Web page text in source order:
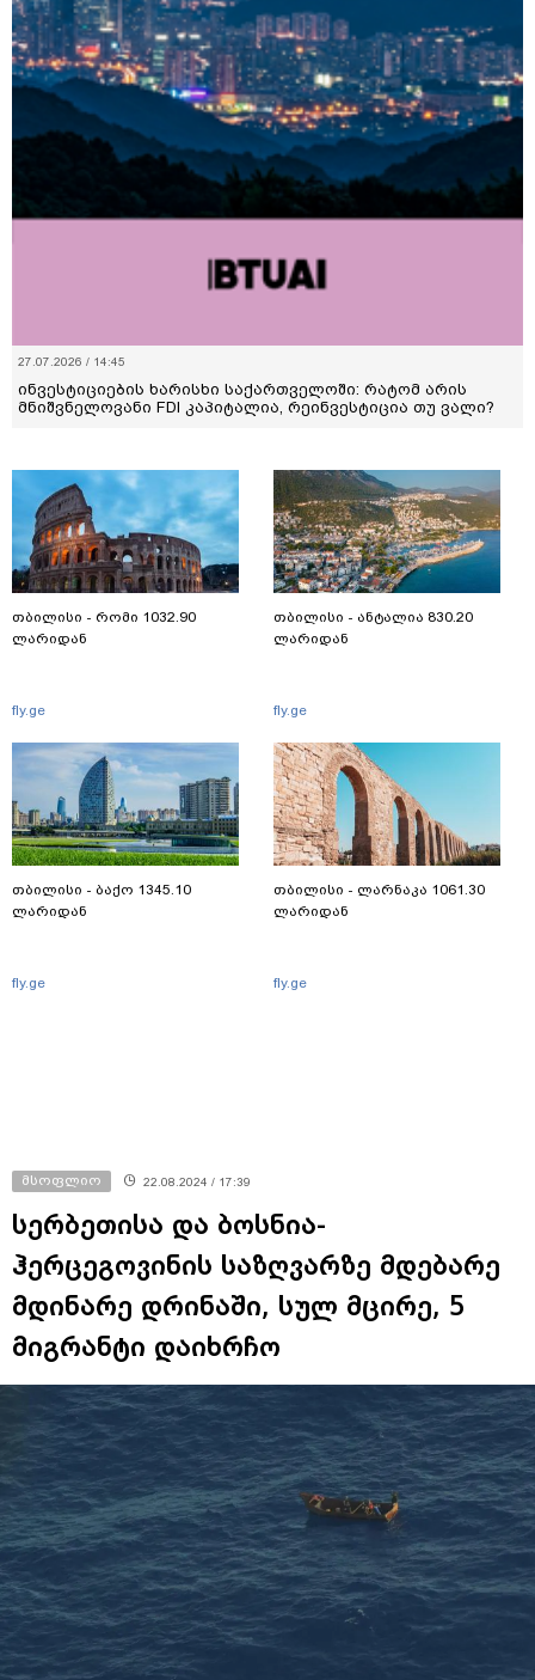
27.07.2026 / 14:45
ინვესტიციების ხარისხი საქართველოში: რატომ არის
მნიშვნელოვანი FDI კაპიტალია, რეინვესტიცია თუ ვალი?
თბილისი - რომი 1032.90
ლარიდან
fly.ge
თბილისი - ბაქო 1345.10
ლარიდან
fly.ge
თბილისი - ანტალია 830.20
ლარიდან
fly.ge
თბილისი - ლარნაკა 1061.30
ლარიდან
fly.ge
მსოფლიო 22.08.2024 / 17:39
სერბეთისა და ბოსნია-
ჰერცეგოვინის საზღვარზე მდებარე
მდინარე დრინაში, სულ მცირე, 5
მიგრანტი დაიხრჩო